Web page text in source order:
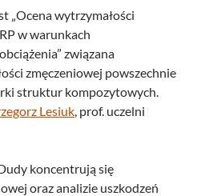
„Ocena wytrzymałości
w warunkach
związana
zmęczeniowej powszechnie
struktur kompozytowych.
Lesiuk, prof. uczelni
koncentrują się
oraz analizie uszkodzeń